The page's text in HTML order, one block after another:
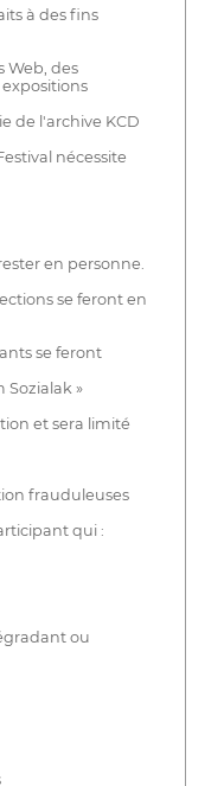
à des fins
Web, des
de l'archive KCD
nécessite
en personne.
se feront en
se feront
Sozialak »
et sera limité
frauduleuses
qui :
ou